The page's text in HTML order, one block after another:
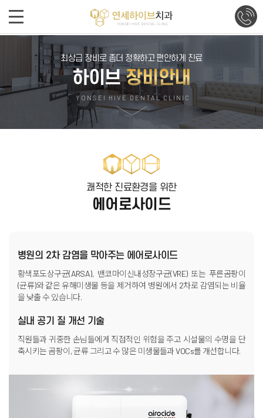
최상급 장비로 좀더 정확하고 편안하게 진료
하이브장비안내
YONSEI HIVE DENTAL CLINIC
쾌적한 진료환경을 위한
에어로사이드
병원의 2차 감염을 막아주는 에어로사이드
황색포도상구균(ARSA), 밴코마이신내성장구균(VRE) 또는 푸른곰팡이
(균류)와 같은 유해미생물 등을 제거하여 병원에서 2차로 감염되는 비율
을 낮출 수 있습니다.
실내 공기 질 개선 기술
직원들과 귀중한 손님들에게 직접적인 위험을 주고 시설물의 수명을 단
축시키는 곰팡이, 균류 그리고 수 많은 미생물들과 VOCs를 개선합니다.